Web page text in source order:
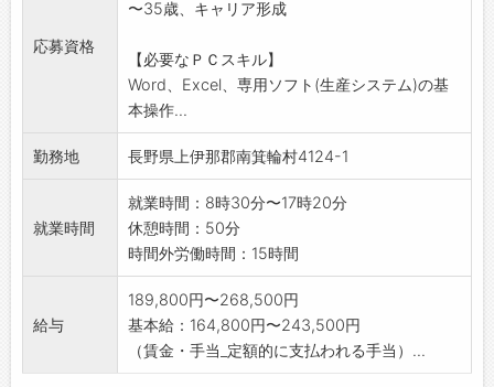
る職場です
も可能です
変更範囲:会社の定める業務全般
応募資格
〜35歳、キャリア形成
【必要なＰＣスキル】
Word、Excel、専用ソフト(生産システム)の基
本操作...
勤務地 長野県上伊那郡南箕輪村4124-1
就業時間
就業時間：8時30分〜17時20分
休憩時間：50分
時間外労働時間：15時間
給与
189,800円〜268,500円
基本給：164,800円〜243,500円
（賃金・手当_定額的に支払われる手当）...